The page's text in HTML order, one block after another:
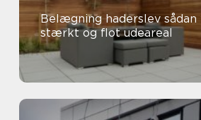
Belægning haderslev sådan får du et
stærkt og flot udeareal